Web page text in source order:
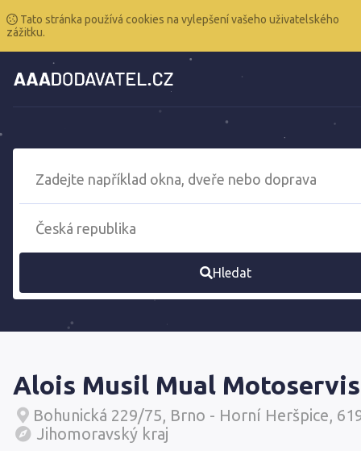
Tato stránka používá cookies na vylepšení vašeho uživatelského
zážitku.
Hledat
Alois Musil Mual Motoservis
Bohunická 229/75, Brno - Horní Heršpice,
Jihomoravský kraj